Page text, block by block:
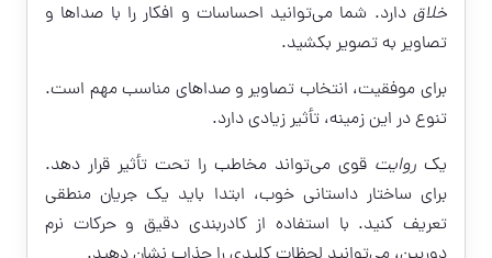
خلاق دارد. شما می‌توانید احساسات و افکار را با صداها و
تصاویر به تصویر بکشید.
برای موفقیت، انتخاب تصاویر و صداهای مناسب مهم است.
تنوع در این زمینه، تأثیر زیادی دارد.
یکروایت قوی می‌تواند مخاطب را تحت تأثیر قرار دهد.
برای ساختار داستانی خوب، ابتدا باید یک جریان منطقی
تعریف کنید. با استفاده از کادربندی دقیق و حرکات نرم